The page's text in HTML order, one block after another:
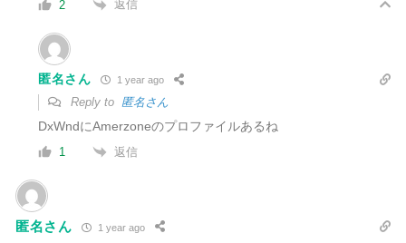
2 返信
匿名さん 1 year ago
Reply to 匿名さん
DxWndにAmerzoneのプロファイルあるね
1 返信
匿名さん 1 year ago